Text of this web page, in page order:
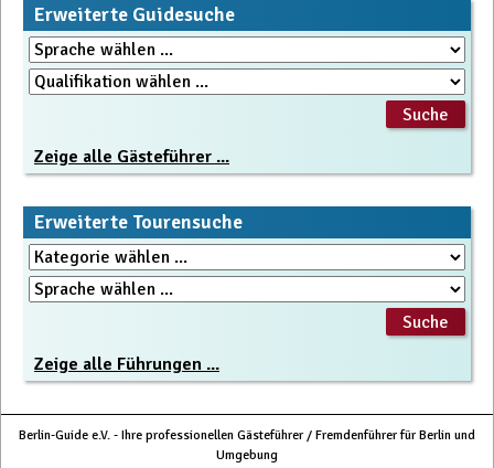
Erweiterte Guidesuche
Zeige alle Gästeführer ...
Erweiterte Tourensuche
Zeige alle Führungen ...
Berlin-Guide e.V. - Ihre professionellen Gästeführer / Fremdenführer für Berlin und
Umgebung